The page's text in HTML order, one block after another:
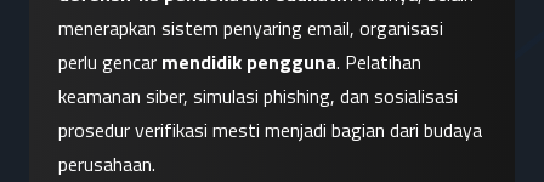
menerapkan sistem penyaring email, organisasi
perlu gencar mendidik pengguna. Pelatihan
keamanan siber, simulasi phishing, dan sosialisasi
prosedur verifikasi mesti menjadi bagian dari budaya
perusahaan.